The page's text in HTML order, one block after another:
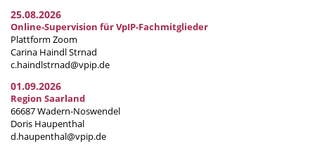
25.08.2026
Online-Supervision für VpIP-Fachmitglieder
Plattform Zoom
Carina Haindl Strnad
c.haindlstrnad@vpip.de
01.09.2026
Region Saarland
66687 Wadern-Noswendel
Doris Haupenthal
d.haupenthal@vpip.de